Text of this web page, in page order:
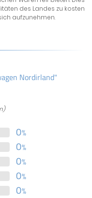
des Landes zu kosten
aufzunehmen.
Nordirland"
0%
0%
0%
0%
0%